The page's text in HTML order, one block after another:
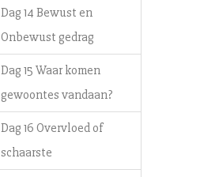
Dag 14 Bewust en
Onbewust gedrag
Dag 15 Waar komen
gewoontes vandaan?
Dag 16 Overvloed of
schaarste